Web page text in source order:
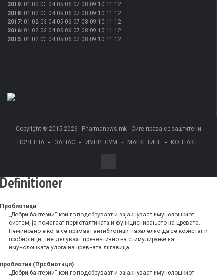
2019: 01 02 03 04 05 06 07 08 09 10 11 12
2018: 01 02 03 04 05 06 07 08 09 10 11 12
2017: 01 02 03 04 05 06 07 08 09 10 11 12
2016: 01 02 03 04 05 06 07 08 09 10 11 12
2015: 01 02 03 04 05 06 07 08 09 10 11 12
Copyright © 2015-2026 - Pharmanews.mk - Сите права се заштитени
ПОЧЕТНА
ЗА НАС ИМПРЕСУМ МАРКЕТИНГ КОНТАКТ
Definitioner
Пробиотици
„Добри бактерии“ кои го подобруваат и зајакнуваат имунолошкиот
систем, ја помагаат перисталтиката и функционирањето на цревата.
Неминовно е кога се примаат антибиотици паралелно да се користат и
пробиотици. Тие делуваат превентивно на стимулирање на
имунолошката улога на цревната лигавица.
пробиотик (Пробиотици)
„Добри бактерии“ кои го подобруваат и зајакнуваат имунолошкиот